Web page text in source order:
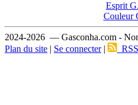
Esprit
Couleur
2024-2026 — Gasconha.com -
Plan du site | Se connecter|